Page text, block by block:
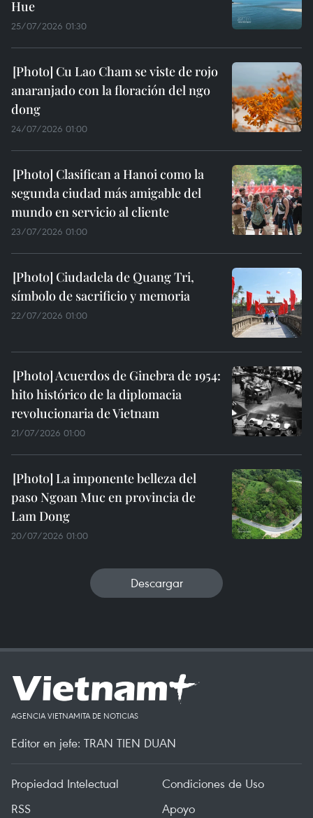
Hue
25/07/2026 01:30
Cu Lao Cham se viste de rojo
anaranjado con la floración del ngo
dong
24/07/2026 01:00
Clasifican a Hanoi como la
segunda ciudad más amigable del
mundo en servicio al cliente
23/07/2026 01:00
Ciudadela de Quang Tri,
símbolo de sacrificio y memoria
22/07/2026 01:00
Acuerdos de Ginebra de 1954:
hito histórico de la diplomacia
revolucionaria de Vietnam
21/07/2026 01:00
La imponente belleza del
paso Ngoan Muc en provincia de
Lam Dong
20/07/2026 01:00
Descargar
AGENCIA VIETNAMITA DE NOTICIAS
Editor en jefe: TRAN TIEN DUAN
Propiedad Intelectual
Condiciones de Uso
RSS
Apoyo